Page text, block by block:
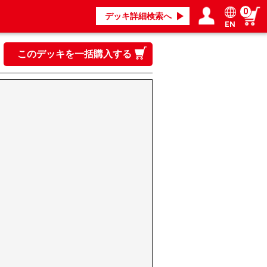
デッキ詳細検索へ
ログイン／会員登録
マイページ
EN
0
このデッキを一括購入する